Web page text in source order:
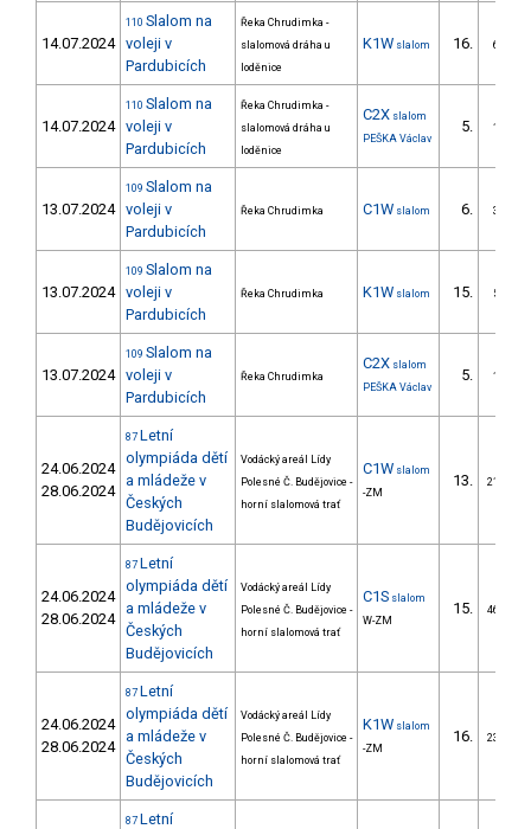
14.07.2024
110 Slalom na
voleji v
Pardubicích
Řeka Chrudimka -
slalomová dráha u
loděnice
K1W slalom 16. 6/ZM
14.07.2024
110 Slalom na
voleji v
Pardubicích
Řeka Chrudimka -
slalomová dráha u
loděnice
C2X slalom
PEŠKA Václav
5. 1/ZM
13.07.2024
109 Slalom na
voleji v
Pardubicích
Řeka Chrudimka C1W slalom 6. 3/ZM
13.07.2024
109 Slalom na
voleji v
Pardubicích
Řeka Chrudimka K1W slalom 15. 5/ZM
13.07.2024
109 Slalom na
voleji v
Pardubicích
Řeka Chrudimka
C2X slalom
PEŠKA Václav
5. 1/ZM
24.06.2024
28.06.2024
87 Letní
olympiáda dětí
a mládeže v
Českých
Budějovicích
Vodácký areál Lídy
Polesné Č. Budějovice -
horní slalomová trať
C1W slalom
-ZM
13. 21/ZM
24.06.2024
28.06.2024
87 Letní
olympiáda dětí
a mládeže v
Českých
Budějovicích
Vodácký areál Lídy
Polesné Č. Budějovice -
horní slalomová trať
C1S slalom
W-ZM
15. 46/ZM
24.06.2024
28.06.2024
87 Letní
olympiáda dětí
a mládeže v
Českých
Budějovicích
Vodácký areál Lídy
Polesné Č. Budějovice -
horní slalomová trať
K1W slalom
-ZM
16. 23/ZM
87 Letní